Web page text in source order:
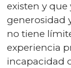
existen y que
generosidad
no tiene
experiencia
incapacidad